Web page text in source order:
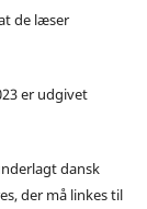
de læser
er udgivet
dansk
der må linkes til